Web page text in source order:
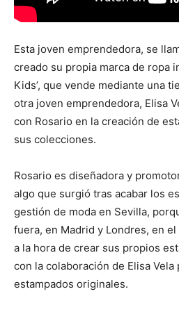
Esta joven emprendedora, se
creado su propia marca de ropa
Kids’, que vende mediante una
otra joven emprendedora, Elisa
con Rosario en la creación de
sus colecciones.
Rosario es diseñadora y
algo que surgió tras acabar los
gestión de moda en Sevilla,
fuera, en Madrid y Londres, en
a la hora de crear sus propios
con la colaboración de Elisa Vela
estampados originales.